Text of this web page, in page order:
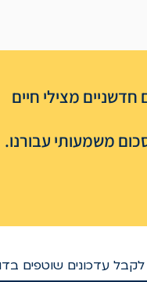
מצילי חיים
משמעותי עבורנו.
לקבל עדכונים שוטפים